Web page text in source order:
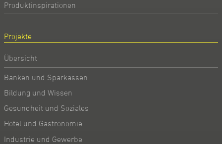
Produktinspirationen
Projekte
Übersicht
Banken und Sparkassen
Bildung und Wissen
Gesundheit und Soziales
Hotel und Gastronomie
Industrie und Gewerbe